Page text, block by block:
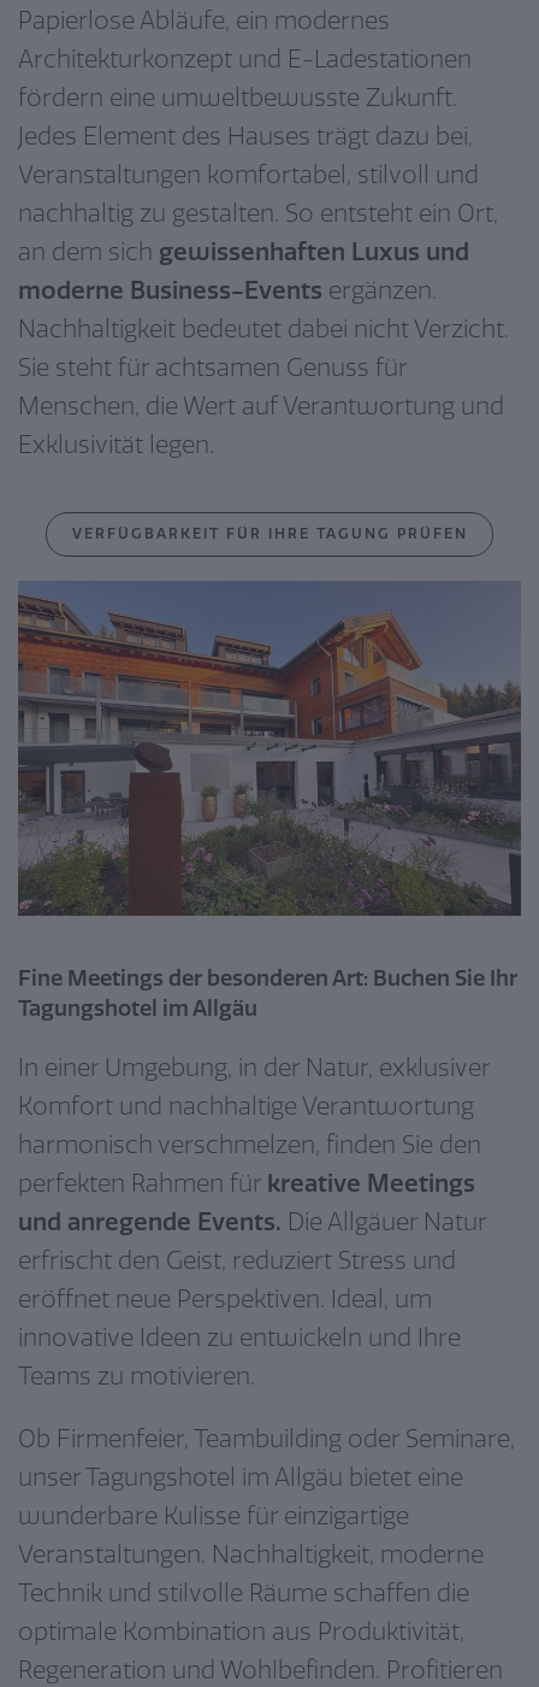
Papierlose Abläufe, ein modernes
Architekturkonzept und E-Ladestationen
fördern eine umweltbewusste Zukunft.
Jedes Element des Hauses trägt dazu bei,
Veranstaltungen komfortabel, stilvoll und
nachhaltig zu gestalten. So entsteht ein Ort,
an dem sich gewissenhaften Luxus und
moderne Business-Events ergänzen.
Nachhaltigkeit bedeutet dabei nicht Verzicht.
Sie steht für achtsamen Genuss für
Menschen, die Wert auf Verantwortung und
Exklusivität legen.
VERFÜGBARKEIT FÜR IHRE TAGUNG PRÜFEN
Fine Meetings der besonderen Art: Buchen Sie Ihr
Tagungshotel im Allgäu
In einer Umgebung, in der Natur, exklusiver
Komfort und nachhaltige Verantwortung
harmonisch verschmelzen, finden Sie den
perfekten Rahmen für kreative Meetings
und anregende Events. Die Allgäuer Natur
erfrischt den Geist, reduziert Stress und
eröffnet neue Perspektiven. Ideal, um
innovative Ideen zu entwickeln und Ihre
Teams zu motivieren.
Ob Firmenfeier, Teambuilding oder Seminare,
unser Tagungshotel im Allgäu bietet eine
wunderbare Kulisse für einzigartige
Veranstaltungen. Nachhaltigkeit, moderne
Technik und stilvolle Räume schaffen die
optimale Kombination aus Produktivität,
Regeneration und Wohlbefinden. Profitieren